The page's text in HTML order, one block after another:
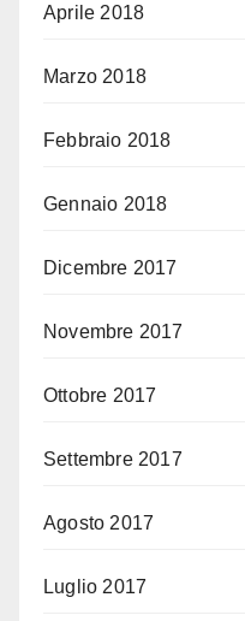
Aprile 2018
Marzo 2018
Febbraio 2018
Gennaio 2018
Dicembre 2017
Novembre 2017
Ottobre 2017
Settembre 2017
Agosto 2017
Luglio 2017